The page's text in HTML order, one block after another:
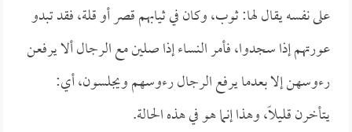
على نفسه يقال لها: ثوب، وكان في ثيابهم قصر أو قلة، فقد تبدو
عورتهم إذا سجدوا، فأمر النساء إذا صلين مع الرجال ألا يرفعن
رءوسهن إلا بعدما يرفع الرجال رءوسهم ويجلسون، أي:
يتأخرن قليلاً، وهذا إنما هو في هذه الحالة.